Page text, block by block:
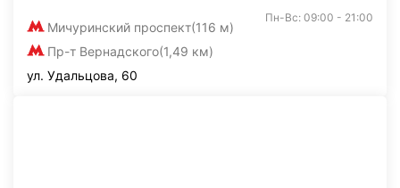
Мичуринский проспект(116 м)
Пр-т Вернадского(1,49 км)
Пн-Вс: 09:00 - 21:00
ул. Удальцова, 60